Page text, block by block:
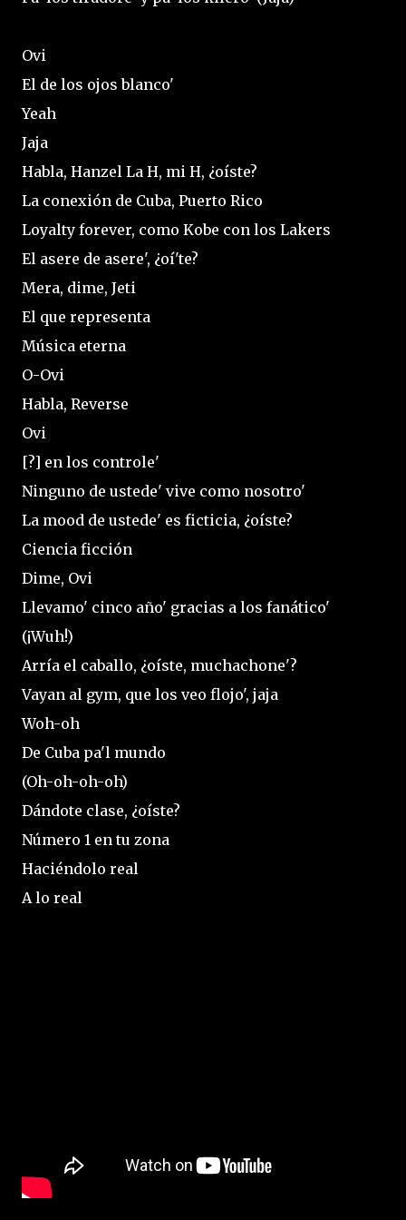
Ovi
El de los ojos blanco'
Yeah
Jaja
Habla, Hanzel La H, mi H, ¿oíste?
La conexión de Cuba, Puerto Rico
Loyalty forever, como Kobe con los Lakers
El asere de asere', ¿oí'te?
Mera, dime, Jeti
El que representa
Música eterna
O-Ovi
Habla, Reverse
Ovi
[?] en los controle'
Ninguno de ustede' vive como nosotro'
La mood de ustede' es ficticia, ¿oíste?
Ciencia ficción
Dime, Ovi
Llevamo' cinco año' gracias a los fanático'
(¡Wuh!)
Arría el caballo, ¿oíste, muchachone'?
Vayan al gym, que los veo flojo', jaja
Woh-oh
De Cuba pa'l mundo
(Oh-oh-oh-oh)
Dándote clase, ¿oíste?
Número 1 en tu zona
Haciéndolo real
A lo real